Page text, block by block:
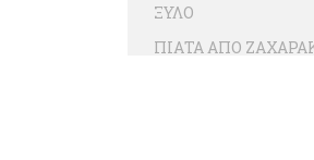
ΞΥΛΟ
ΠΙΑΤΑ ΑΠΟ